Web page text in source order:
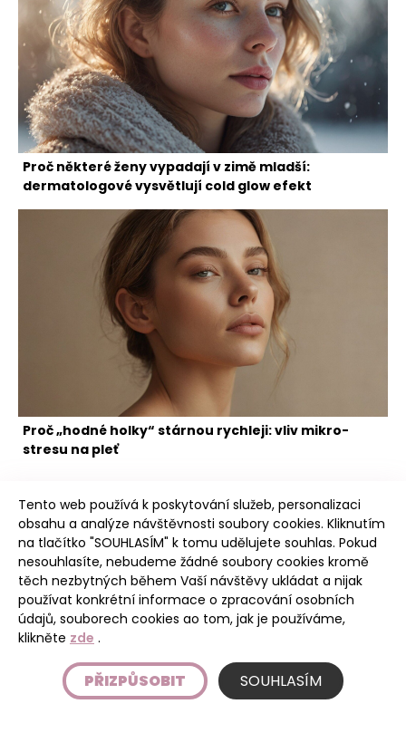
Proč některé ženy vypadají v zimě mladší:
dermatologové vysvětlují cold glow efekt
Proč „hodné holky“ stárnou rychleji: vliv mikro-
stresu na pleť
Poudree
Úvod
Etický kodex
Tento web používá k poskytování služeb, personalizaci
obsahu a analýze návštěvnosti soubory cookies. Kliknutím
na tlačítko "SOUHLASÍM" k tomu udělujete souhlas. Pokud
nesouhlasíte, nebudeme žádné soubory cookies kromě
těch nezbytných během Vaší návštěvy ukládat a nijak
používat konkrétní informace o zpracování osobních
údajů, souborech cookies ao tom, jak je používáme,
klikněte zde .
PŘIZPŮSOBIT SOUHLASÍM